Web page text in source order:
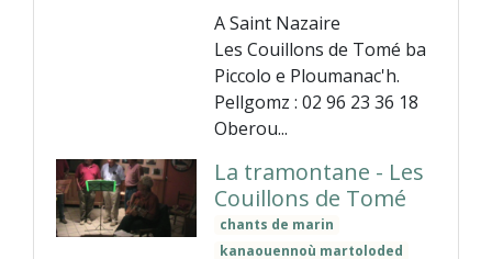
A Saint Nazaire
Les Couillons de Tomé ba
Piccolo e Ploumanac'h.
Pellgomz : 02 96 23 36 18
Oberou...
La tramontane - Les
Couillons de Tomé
chants de marin
kanaouennoù martoloded